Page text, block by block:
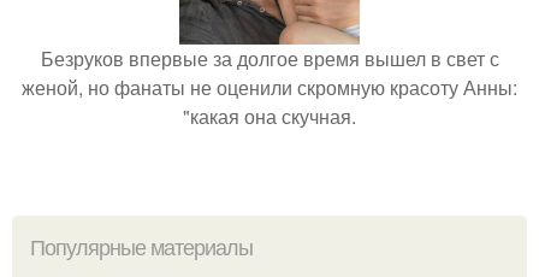
Безруков впервые за долгое время вышел в свет с
женой, но фанаты не оценили скромную красоту Анны:
"какая она скучная.
Популярные материалы